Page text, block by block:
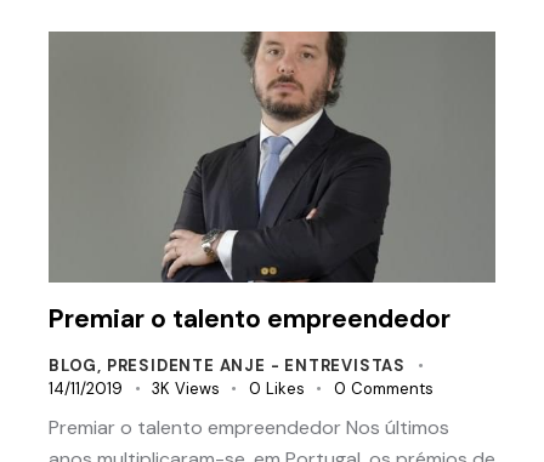
Premiar o talento empreendedor
BLOG, PRESIDENTE ANJE - ENTREVISTAS
14/11/2019
3K Views 0 Likes 0 Comments
Premiar o talento empreendedor Nos últimos